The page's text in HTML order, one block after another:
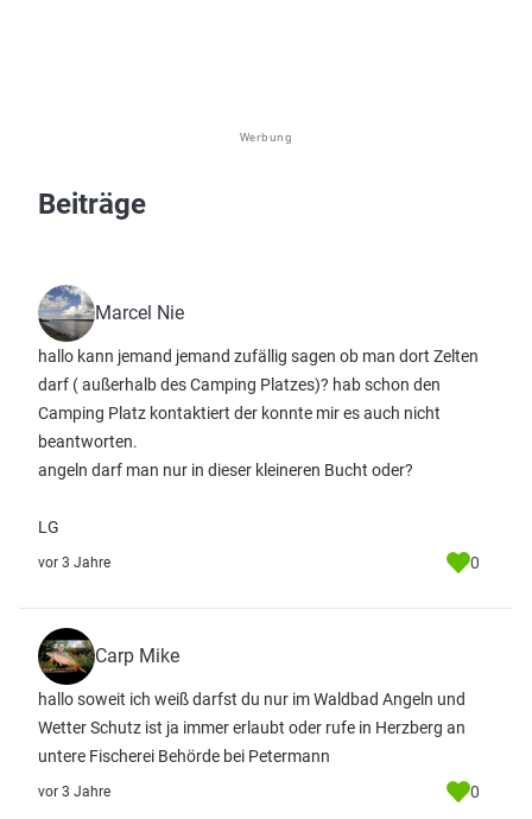
Werbung
Beiträge
Marcel Nie
hallo kann jemand jemand zufällig sagen ob man dort Zelten
darf ( außerhalb des Camping Platzes)? hab schon den
Camping Platz kontaktiert der konnte mir es auch nicht
beantworten.
angeln darf man nur in dieser kleineren Bucht oder?
LG
vor 3 Jahre 0
Carp Mike
hallo soweit ich weiß darfst du nur im Waldbad Angeln und
Wetter Schutz ist ja immer erlaubt oder rufe in Herzberg an
untere Fischerei Behörde bei Petermann
vor 3 Jahre 0